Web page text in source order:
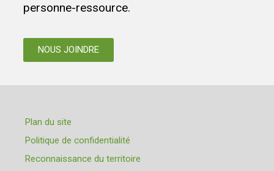
personne-ressource.
NOUS JOINDRE
Plan du site
Politique de confidentialité
Reconnaissance du territoire